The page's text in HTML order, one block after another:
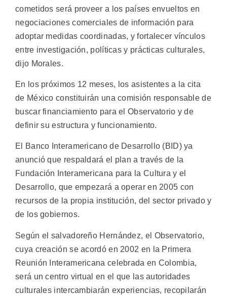
cometidos será proveer a los países envueltos en
negociaciones comerciales de información para
adoptar medidas coordinadas, y fortalecer vínculos
entre investigación, políticas y prácticas culturales,
dijo Morales.
En los próximos 12 meses, los asistentes a la cita
de México constituirán una comisión responsable de
buscar financiamiento para el Observatorio y de
definir su estructura y funcionamiento.
El Banco Interamericano de Desarrollo (BID) ya
anunció que respaldará el plan a través de la
Fundación Interamericana para la Cultura y el
Desarrollo, que empezará a operar en 2005 con
recursos de la propia institución, del sector privado y
de los gobiernos.
Según el salvadoreño Hernández, el Observatorio,
cuya creación se acordó en 2002 en la Primera
Reunión Interamericana celebrada en Colombia,
será un centro virtual en el que las autoridades
culturales intercambiarán experiencias, recopilarán